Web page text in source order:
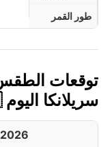
طور القمر
توقعات
سريلانكا اليوم 🇱🇰